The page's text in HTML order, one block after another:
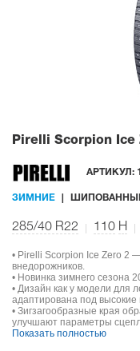
Pirelli Scorpion Ice
АРТИКУЛ:
ЗИМНИЕ
285/40 R22 110 H
• Pirelli Scorpion Ice Zero
внедорожников.
• Новинка зимнего сезона
• Дизайн как у модели для
адаптирована под высокие
• Зигзагообразные края
улучшают параметры
Показать полностью